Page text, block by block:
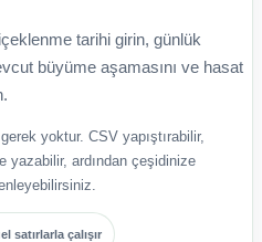
tarihi girin, günlük
büyüme aşamasını ve hasat
yoktur. CSV yapıştırabilir,
yazabilir, ardından çeşidinize
satırlarla çalışır